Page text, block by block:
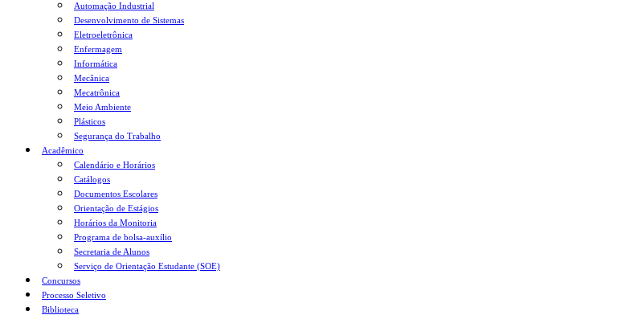
Automação Industrial
Desenvolvimento de Sistemas
Eletroeletrônica
Enfermagem
Informática
Mecânica
Mecatrônica
Meio Ambiente
Plásticos
Segurança do Trabalho
Acadêmico
Calendário e Horários
Catálogos
Documentos Escolares
Orientação de Estágios
Horários da Monitoria
Programa de bolsa-auxílio
Secretaria de Alunos
Serviço de Orientação Estudante (SOE)
Concursos
Processo Seletivo
Biblioteca